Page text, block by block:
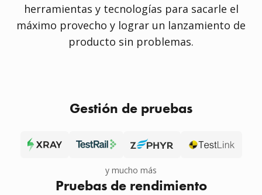
herramientas y tecnologías para sacarle el
máximo provecho y lograr un lanzamiento de
producto sin problemas.
Gestión de pruebas
y mucho más
Pruebas de rendimiento